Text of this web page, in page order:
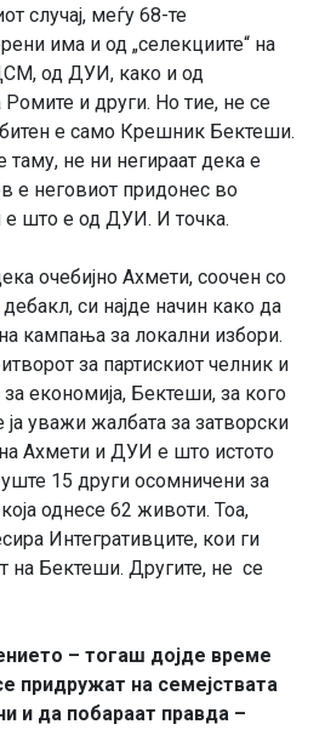
случај, меѓу 68-те
има и од „селекциите“ на
од ДУИ, како и од
и други. Но тие, не се
е само Крешник Бектеши.
не ни негираат дека е
е неговиот придонес во
е што е од ДУИ. И точка.
очебијно Ахмети, соочен со
дебакл, си најде начин како да
кампања за локални избори.
за партискиот челник и
економија, Бектеши, за кого
ја уважи жалбата за затворски
Ахмети и ДУИ е што истото
15 други осомничени за
однесе 62 животи. Тоа,
Интегративците, кои ги
на Бектеши. Другите, не се
– тогаш дојде време
придружат на семејствата
и да побараат правда –